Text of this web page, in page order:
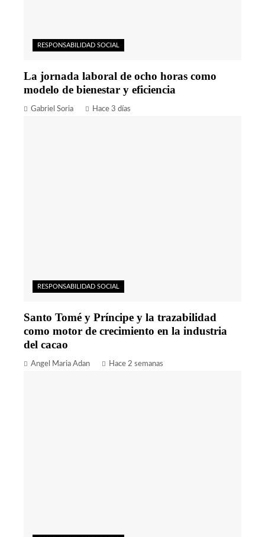
RESPONSABILIDAD SOCIAL
La jornada laboral de ocho horas como
modelo de bienestar y eficiencia
Gabriel Soria Hace 3 días
RESPONSABILIDAD SOCIAL
Santo Tomé y Príncipe y la trazabilidad
como motor de crecimiento en la industria
del cacao
Angel Maria Adan Hace 2 semanas